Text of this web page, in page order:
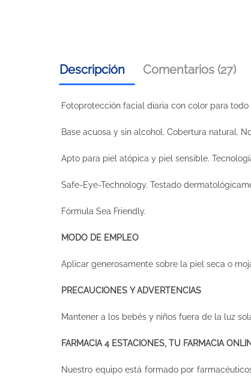
Descripción Comentarios (27)
Fotoprotección facial diaria con color para
Base acuosa y sin alcohol. Cobertura natural.
Apto para piel atópica y piel sensible.
Safe-Eye-Technology. Testado
Fórmula Sea Friendly.
MODO DE EMPLEO
Aplicar generosamente sobre la piel seca o
PRECAUCIONES Y ADVERTENCIAS
Mantener a los bebés y niños fuera de la luz
FARMACIA 4 ESTACIONES, TU FARMACIA
Nuestro equipo está formado por